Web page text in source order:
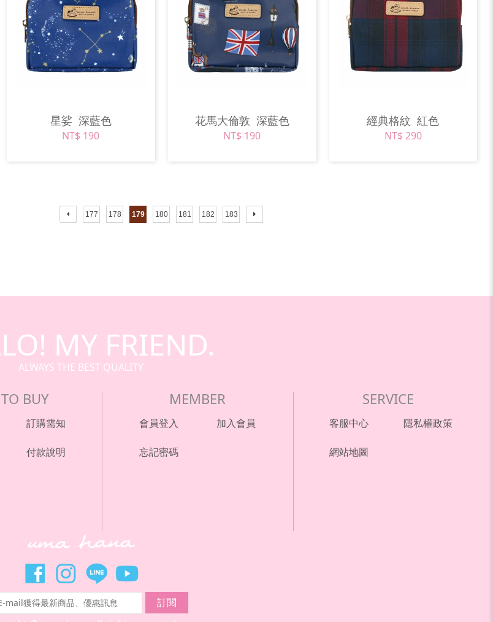
星娑 深藍色
NT$ 190
花馬大倫敦 深藍色
NT$ 190
經典格紋紅色
NT$ 290
177 178 179 180 181 182 183
MY FRIEND.
ALWAYS THE BEST QUALITY
BUY
訂購需知
付款說明
MEMBER
會員登入 加入會員
忘記密碼
SERVICE
客服中心 隱私權政策
網站地圖
訂閱